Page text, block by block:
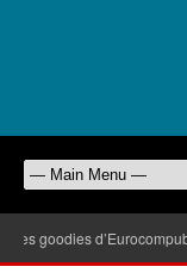
goodies d’Eurocompub